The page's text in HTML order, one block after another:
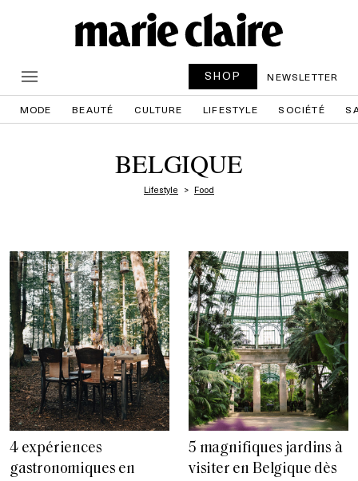
SHOP NEWSLETTER
MODE BEAUTÉ CULTURE LIFESTYLE SOCIÉTÉ
BELGIQUE
Lifestyle Food
4 expériences
gastronomiques en
5 magnifiques jardins à
visiter en Belgique dès